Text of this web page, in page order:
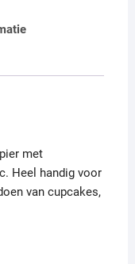
met
Heel handig voor
van cupcakes,